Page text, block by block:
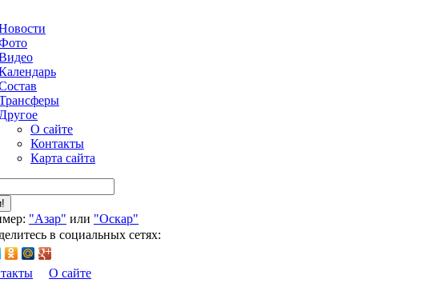
Другое
О сайте
Контакты
Карта сайта
"Азар" или "Оскар"
в социальных сетях:
О сайте